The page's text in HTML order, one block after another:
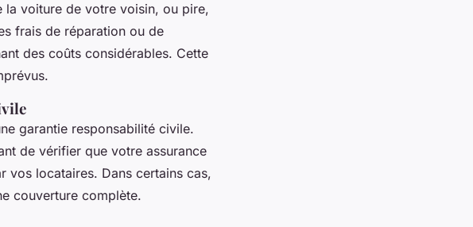
la voiture de votre voisin, ou pire,
frais de réparation ou de
des coûts considérables. Cette
garantie responsabilité civile.
de vérifier que votre assurance
vos locataires. Dans certains cas,
couverture complète.